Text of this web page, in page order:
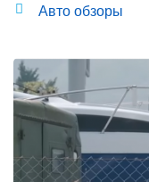
Авто обзоры